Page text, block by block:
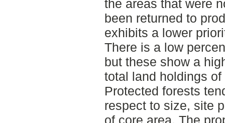
the areas that were
been returned to
exhibits a lower
There is a low
but these show a
total land holdings
Protected forests
respect to size, site
of core area. The